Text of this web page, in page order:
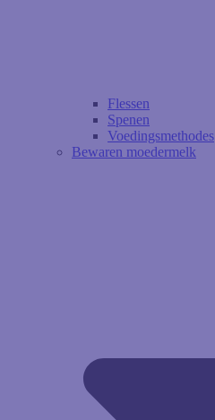
Flessen
Spenen
Voedingsmethodes
Bewaren moedermelk